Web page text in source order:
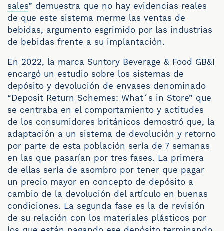
sales” demuestra que no hay evidencias reales
de que este sistema merme las ventas de
bebidas, argumento esgrimido por las industrias
de bebidas frente a su implantación.
En 2022, la marca Suntory Beverage & Food GB&I
encargó un estudio sobre los sistemas de
depósito y devolución de envases denominado
“Deposit Return Schemes: What´s in Store” que
se centraba en el comportamiento y actitudes
de los consumidores británicos demostró que, la
adaptación a un sistema de devolución y retorno
por parte de esta población sería de 7 semanas
en las que pasarían por tres fases. La primera
de ellas sería de asombro por tener que pagar
un precio mayor en concepto de depósito a
cambio de la devolución del artículo en buenas
condiciones. La segunda fase es la de revisión
de su relación con los materiales plásticos por